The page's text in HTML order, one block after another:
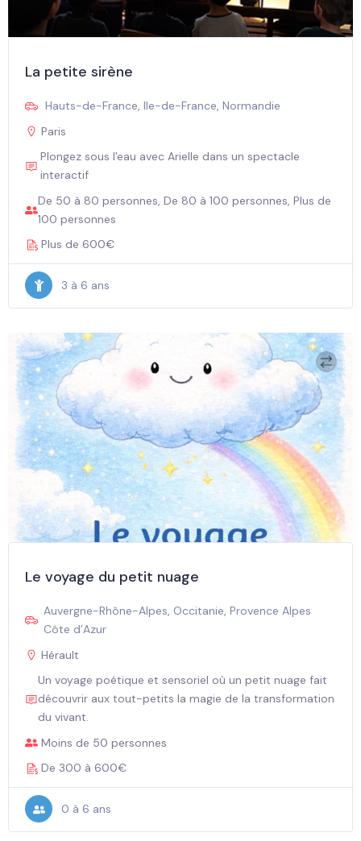
La petite sirène
Hauts-de-France, Ile-de-France, Normandie
Paris
Plongez sous l'eau avec Arielle dans un spectacle
interactif
De 50 à 80 personnes, De 80 à 100 personnes, Plus de
100 personnes
Plus de 600€
3 à 6 ans
Le voyage du petit nuage
Auvergne-Rhône-Alpes, Occitanie, Provence Alpes
Côte d’Azur
Hérault
Un voyage poétique et sensoriel où un petit nuage fait
découvrir aux tout-petits la magie de la transformation
du vivant.
Moins de 50 personnes
De 300 à 600€
0 à 6 ans